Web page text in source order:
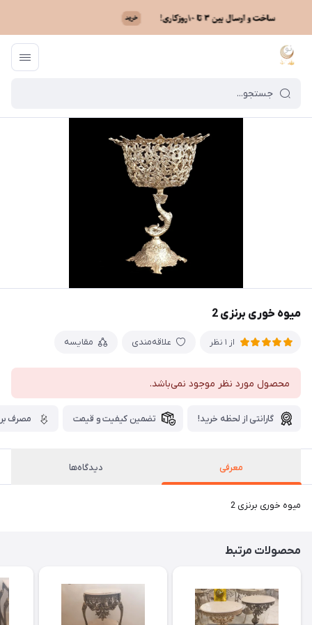
ماه نو / فهرست محصولات
میوه خوری برنزی 2
از 1 نظر علاقه‌مندی مقایسه
محصول مورد نظر موجود نمی‌باشد.
گارانتی از لحظه خرید! تضمین کیفیت و قیمت مصرف
معرفی دیدگاه‌ها
میوه خوری برنزی 2
محصولات مرتبط